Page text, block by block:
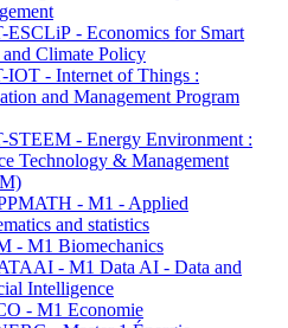
ESCLiP - Economics for Smart
Climate Policy
IOT - Internet of Things :
and Management Program
STEEM - Energy Environment :
Technology & Management
- M1 - Applied
and statistics
- M1 Biomechanics
- M1 Data AI - Data and
Intelligence
- M1 Economie